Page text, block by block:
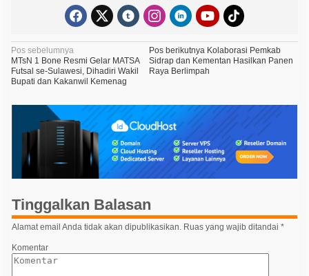
N
a
v
i
i
p
o
s
Pos sebelumnya
MTsN 1 Bone Resmi Gelar MATSA
Futsal se-Sulawesi, Dihadiri Wakil
Bupati dan Kakanwil Kemenag
Pos berikutnyaKolaborasi Pemkab
Sidrap dan Kementan Hasilkan Panen
Raya Berlimpah
Tinggalkan Balasan
Alamat email Anda tidak akan dipublikasikan. Ruas yang wajib ditandai *
Komentar